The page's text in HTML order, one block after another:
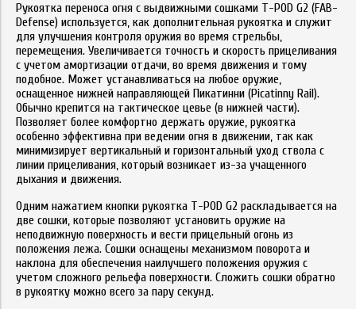
Рукоятка переноса огня с выдвижными сошками T-POD G2 (FAB-
Defense) используется, как дополнительная рукоятка и служит
для улучшения контроля оружия во время стрельбы,
перемещения. Увеличивается точность и скорость прицеливания
с учетом амортизации отдачи, во время движения и тому
подобное. Может устанавливаться на любое оружие,
оснащенное нижней направляющей Пикатинни (Picatinny Rail).
Обычно крепится на тактическое цевье (в нижней части).
Позволяет более комфортно держать оружие, рукоятка
особенно эффективна при ведении огня в движении, так как
минимизирует вертикальный и горизонтальный уход ствола с
линии прицеливания, который возникает из-за учащенного
дыхания и движения.
Одним нажатием кнопки рукоятка T-POD G2 раскладывается на
две сошки, которые позволяют установить оружие на
неподвижную поверхность и вести прицельный огонь из
положения лежа. Сошки оснащены механизмом поворота и
наклона для обеспечения наилучшего положения оружия с
учетом сложного рельефа поверхности. Сложить сошки обратно
в рукоятку можно всего за пару секунд.